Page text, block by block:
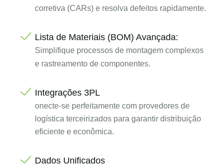
corretiva (CARs) e resolva defeitos rapidamente.
Lista de Materiais (BOM) Avançada:
Simplifique processos de montagem complexos
e rastreamento de componentes.
Integrações 3PL
onecte-se perfeitamente com provedores de
logística terceirizados para garantir distribuição
eficiente e econômica.
Dados Unificados